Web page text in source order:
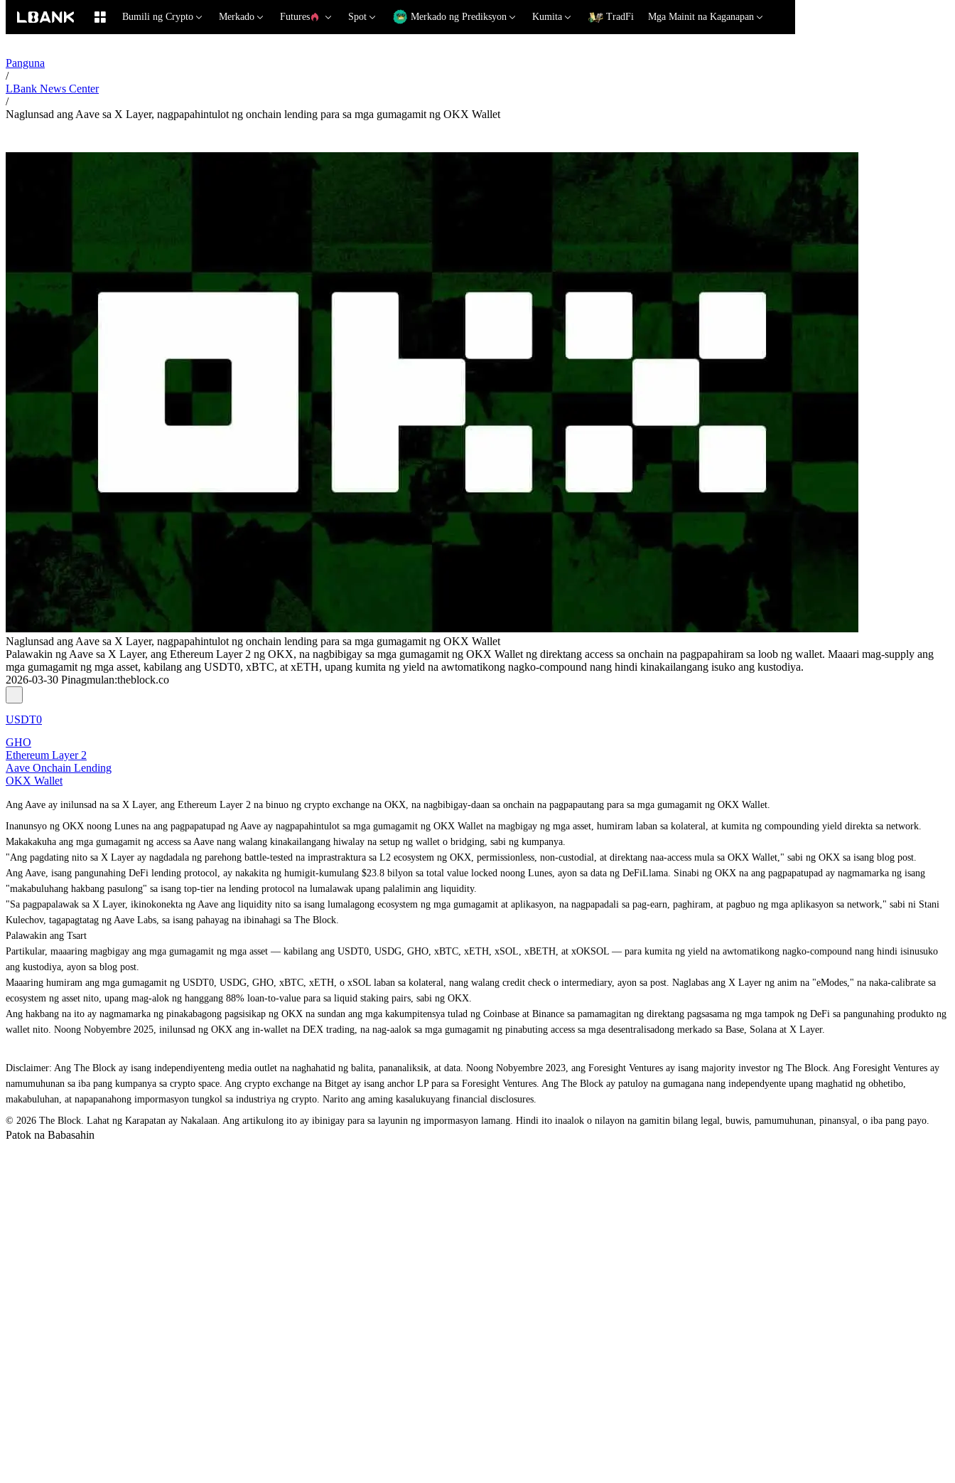
Bumili ng Crypto Merkado Futures Spot Merkado ng Prediksyon Kumita TradFi Mga Mainit na Kaganapan
Panguna
/
LBank News Center
/
Naglunsad ang Aave sa X Layer, nagpapahintulot ng onchain lending para sa mga gumagamit ng OKX Wallet
Naglunsad ang Aave sa X Layer, nagpapahintulot ng onchain lending para sa mga gumagamit ng OKX Wallet
Palawakin ng Aave sa X Layer, ang Ethereum Layer 2 ng OKX, na nagbibigay sa mga gumagamit ng OKX Wallet ng direktang access sa onchain na pagpapahiram sa loob ng wallet. Maaari mag-supply ang
mga gumagamit ng mga asset, kabilang ang USDT0, xBTC, at xETH, upang kumita ng yield na awtomatikong nagko-compound nang hindi kinakailangang isuko ang kustodiya.
2026-03-30 Pinagmulan:theblock.co
USDT0
GHO
Ethereum Layer 2
Aave Onchain Lending
OKX Wallet
Ang Aave ay inilunsad na sa X Layer, ang Ethereum Layer 2 na binuo ng crypto exchange na OKX, na nagbibigay-daan sa onchain na pagpapautang para sa mga gumagamit ng OKX Wallet.
Inanunsyo ng OKX noong Lunes na ang pagpapatupad ng Aave ay nagpapahintulot sa mga gumagamit ng OKX Wallet na magbigay ng mga asset, humiram laban sa kolateral, at kumita ng compounding yield direkta sa network.
Makakakuha ang mga gumagamit ng access sa Aave nang walang kinakailangang hiwalay na setup ng wallet o bridging, sabi ng kumpanya.
"Ang pagdating nito sa X Layer ay nagdadala ng parehong battle-tested na imprastraktura sa L2 ecosystem ng OKX, permissionless, non-custodial, at direktang naa-access mula sa OKX Wallet," sabi ng OKX sa isang blog post.
Ang Aave, isang pangunahing DeFi lending protocol, ay nakakita ng humigit-kumulang $23.8 bilyon sa total value locked noong Lunes, ayon sa data ng DeFiLlama. Sinabi ng OKX na ang pagpapatupad ay nagmamarka ng isang
"makabuluhang hakbang pasulong" sa isang top-tier na lending protocol na lumalawak upang palalimin ang liquidity.
"Sa pagpapalawak sa X Layer, ikinokonekta ng Aave ang liquidity nito sa isang lumalagong ecosystem ng mga gumagamit at aplikasyon, na nagpapadali sa pag-earn, paghiram, at pagbuo ng mga aplikasyon sa network," sabi ni Stani
Kulechov, tagapagtatag ng Aave Labs, sa isang pahayag na ibinahagi sa The Block.
Palawakin ang Tsart
Partikular, maaaring magbigay ang mga gumagamit ng mga asset — kabilang ang USDT0, USDG, GHO, xBTC, xETH, xSOL, xBETH, at xOKSOL — para kumita ng yield na awtomatikong nagko-compound nang hindi isinusuko
ang kustodiya, ayon sa blog post.
Maaaring humiram ang mga gumagamit ng USDT0, USDG, GHO, xBTC, xETH, o xSOL laban sa kolateral, nang walang credit check o intermediary, ayon sa post. Naglabas ang X Layer ng anim na "eModes," na naka-calibrate sa
ecosystem ng asset nito, upang mag-alok ng hanggang 88% loan-to-value para sa liquid staking pairs, sabi ng OKX.
Ang hakbang na ito ay nagmamarka ng pinakabagong pagsisikap ng OKX na sundan ang mga kakumpitensya tulad ng Coinbase at Binance sa pamamagitan ng direktang pagsasama ng mga tampok ng DeFi sa pangunahing produkto ng
wallet nito. Noong Nobyembre 2025, inilunsad ng OKX ang in-wallet na DEX trading, na nag-aalok sa mga gumagamit ng pinabuting access sa mga desentralisadong merkado sa Base, Solana at X Layer.
Disclaimer: Ang The Block ay isang independiyenteng media outlet na naghahatid ng balita, pananaliksik, at data. Noong Nobyembre 2023, ang Foresight Ventures ay isang majority investor ng The Block. Ang Foresight Ventures ay
namumuhunan sa iba pang kumpanya sa crypto space. Ang crypto exchange na Bitget ay isang anchor LP para sa Foresight Ventures. Ang The Block ay patuloy na gumagana nang independyente upang maghatid ng obhetibo,
makabuluhan, at napapanahong impormasyon tungkol sa industriya ng crypto. Narito ang aming kasalukuyang financial disclosures.
© 2026 The Block. Lahat ng Karapatan ay Nakalaan. Ang artikulong ito ay ibinigay para sa layunin ng impormasyon lamang. Hindi ito inaalok o nilayon na gamitin bilang legal, buwis, pamumuhunan, pinansyal, o iba pang payo.
Patok na Babasahin